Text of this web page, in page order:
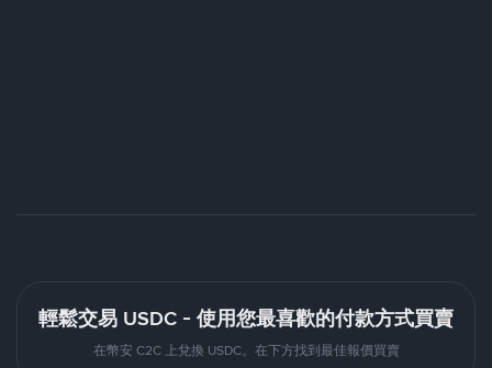
輕鬆交易 USDC - 使用您最喜歡的付款方式買賣
在幣安 C2C 上兌換 USDC。在下方找到最佳報價買賣